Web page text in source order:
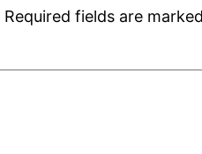
Required fields are marked